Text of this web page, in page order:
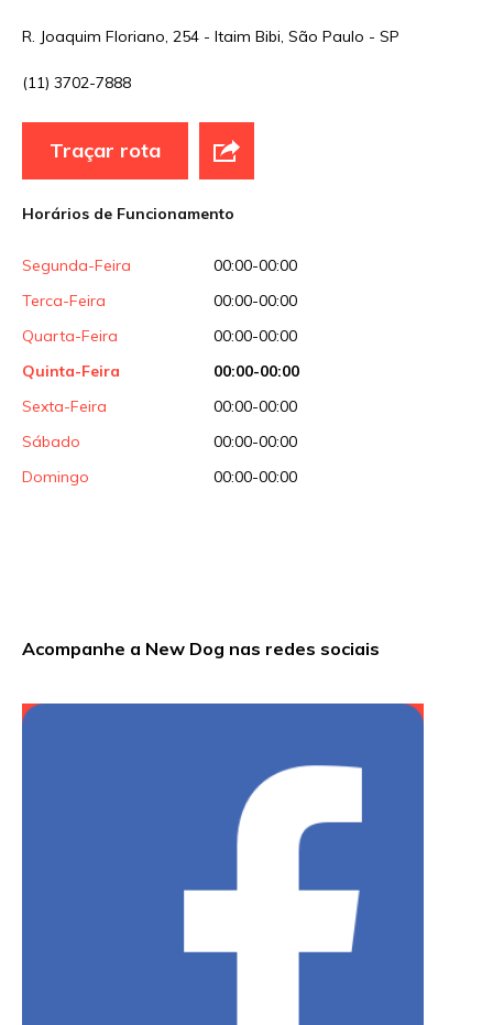
R. Joaquim Floriano, 254 - Itaim Bibi, São Paulo - SP
(11) 3702-7888
Traçar rota
Horários de Funcionamento
Segunda-Feira
00:00-00:00
Terca-Feira
00:00-00:00
Quarta-Feira
00:00-00:00
Quinta-Feira
00:00-00:00
Sexta-Feira
00:00-00:00
Sábado
00:00-00:00
Domingo
00:00-00:00
Acompanhe a New Dog nas redes sociais